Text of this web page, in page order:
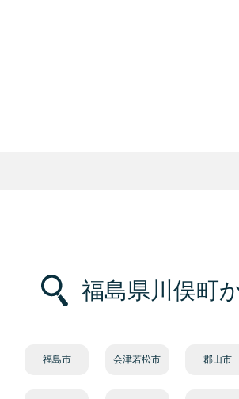
福島県川俣町
福島市 会津若松市 郡山市